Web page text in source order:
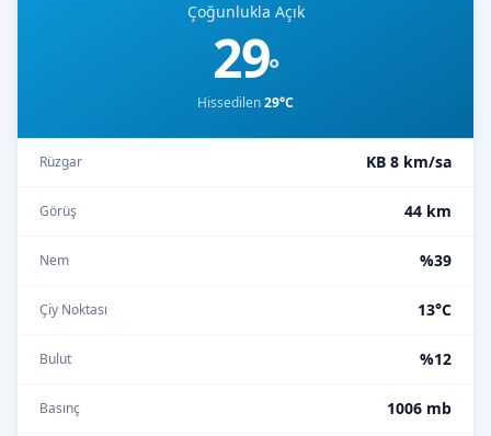
Çoğunlukla Açık
29°
Hissedilen29°C
Rüzgar KB 8 km/sa
Görüş 44 km
Nem %39
Çiy Noktası 13°C
Bulut %12
Basınç 1006 mb